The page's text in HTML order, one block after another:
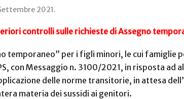
2021.
controlli sulle richieste di Assegno
temporaneo” per i figli minori, le cui famiglie
con Messaggio n. 3100/2021, in risposta
delle norme transitorie, in attesa
materia dei sussidi ai genitori.